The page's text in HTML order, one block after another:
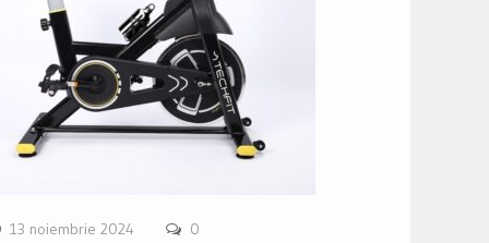
13 noiembrie 2024 0